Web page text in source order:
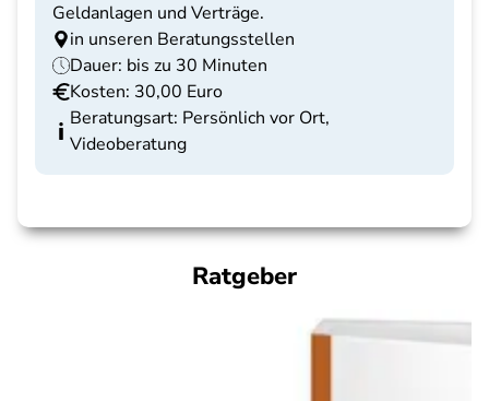
Geldanlagen und Verträge.
in unseren Beratungsstellen
Dauer: bis zu 30 Minuten
Kosten: 30,00 Euro
Beratungsart: Persönlich vor Ort,
Videoberatung
Ratgeber